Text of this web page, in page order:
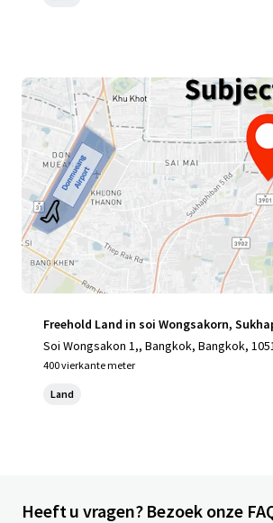
Freehold Land in soi Wongsakorn,
Soi Wongsakon 1,, Bangkok, Bangkok,
400 vierkante meter
Land
Heeft u vragen? Bezoek onze